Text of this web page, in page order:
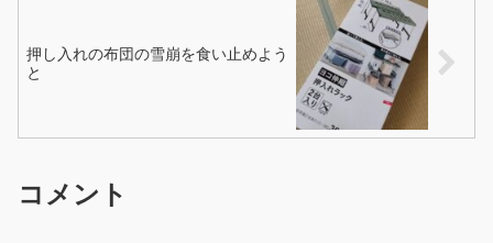
押し入れの布団の雪崩を食い止めよう
と
コメント